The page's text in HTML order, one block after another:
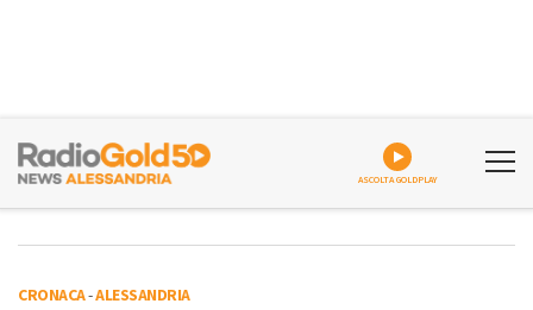
ASCOLTA GOLDPLAY
CRONACA-ALESSANDRIA